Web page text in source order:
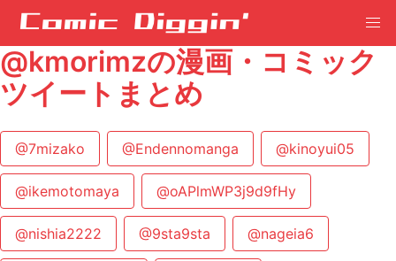
@kmorimzの漫画・コミック
ツイートまとめ
@7mizako @Endennomanga @kinoyui05
@ikemotomaya @oAPlmWP3j9d9fHy
@nishia2222 @9sta9sta @nageia6